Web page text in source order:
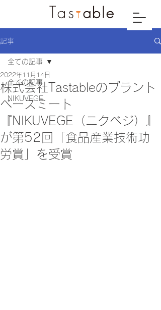
記事
全ての記事
NIKUVEGE
全ての記事
株式会社Tastableのプラント
ベースミート
『NIKUVEGE（ニクベジ）』
が第52回「食品産業技術功
労賞」を受賞
2022年11月14日